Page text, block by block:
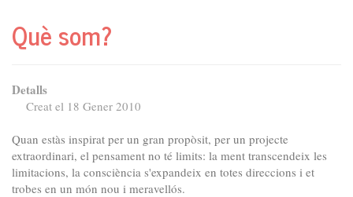
Què som?
Detalls
Creat el 18 Gener 2010
Quan estàs inspirat per un gran propòsit, per un projecte
extraordinari, el pensament no té limits: la ment transcendeix les
limitacions, la consciència s'expandeix en totes direccions i et
trobes en un món nou i meravellós.